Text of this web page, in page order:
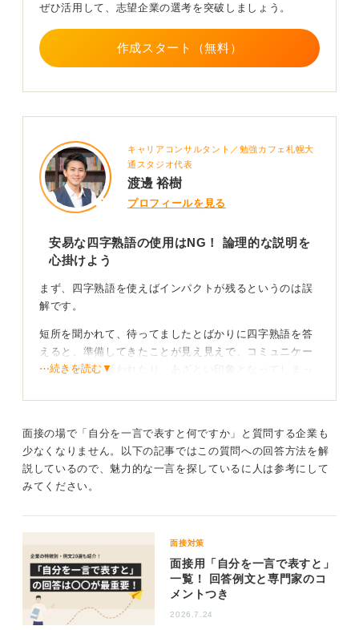
0
ぜひ活用して、志望企業の選考を突破しましょう。
作成スタート（無料）
キャリアコンサルタント／勉強カフェ札幌大
通スタジオ代表
渡邊 裕樹
プロフィールを見る
安易な四字熟語の使用はNG！ 論理的な説明を
心掛けよう
まず、四字熟語を使えばインパクトが残るというのは誤
解です。
短所を聞かれて、待ってましたとばかりに四字熟語を答
えると、準備してきたことが見え見えで、コミュニケー
ション能力を疑われたり、あざとい印象となってしまっ
が、四字熟語の安易な使用は避けたほうが賢明です。
言葉は、使い方一つでその人の品性を表します。特にビ
ジネスの場では、奇をてらうことよりも、論理的で誠実
四字熟語は説明のなかで差し込むことで知的な印象
もし使うのであれば、最初に結論を話したうえで、その
説明のなかでさりげなく混ぜるほうが、知的な印象とな
ります。たとえば、「私の短所は、自分の意見を強く押
⋯続きを読む▼
面接の場で「自分を一言で表すと何ですか」と質問する企業も
少なくなりません。以下の記事ではこの質問への回答方法を解
説しているので、魅力的な一言を探しているに人は参考にして
みてください。
面接対策
面接用「自分を一言で表すと」
一覧！ 回答例文と専門家のコ
メントつき
2026.7.24